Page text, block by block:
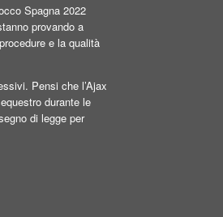
Spagna 2022
provando a
e la qualità
Pensi che l’Ajax
durante le
di legge per